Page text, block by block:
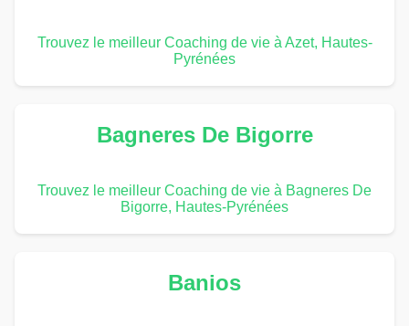
Trouvez le meilleur Coaching de vie à Azet, Hautes-
Pyrénées
Bagneres De Bigorre
Trouvez le meilleur Coaching de vie à Bagneres De
Bigorre, Hautes-Pyrénées
Banios